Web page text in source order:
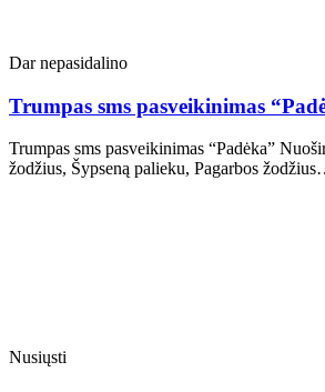
Dar nepasidalino
Trumpas sms pasveikinimas
Trumpas sms pasveikinimas “Padėka”
žodžius, Šypseną palieku, Pagarbos
Nusiųsti